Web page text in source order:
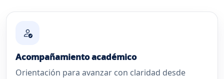
Acompañamiento académico
Orientación para avanzar con claridad desde